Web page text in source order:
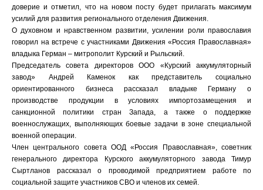
доверие и отметил, что на новом посту будет прилагать максимум
усилий для развития регионального отделения Движения.
О духовном и нравственном развитии, усилении роли православия
говорил на встрече с участниками Движения «Россия Православная»
владыка Герман – митрополит Курский и Рыльский.
Председатель совета директоров ООО «Курский аккумуляторный
завод» Андрей Каменок как представитель социально
ориентированного бизнеса рассказал владыке Герману о
производстве продукции в условиях импортозамещения и
санкционной политики стран Запада, а также о поддержке
военнослужащих, выполняющих боевые задачи в зоне специальной
военной операции.
Член центрального совета ООД «Россия Православная», советник
генерального директора Курского аккумуляторного завода Тимур
Сыртланов рассказал о проводимой предприятием работе по
социальной защите участников СВО и членов их семей.